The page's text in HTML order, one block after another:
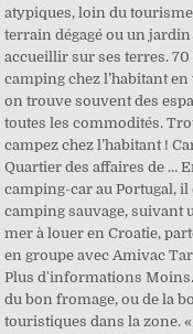
atypiques, loin du
terrain dégagé ou un
accueillir sur ses terres. 70
camping chez l’habitant
on trouve souvent des
toutes les commodités.
campez chez l’habitant !
Quartier des affaires de …
camping-car au Portugal,
camping sauvage, suivant
mer à louer en Croatie,
en groupe avec Amivac
Plus d'informations
du bon fromage, ou de la
touristiques dans la zone.